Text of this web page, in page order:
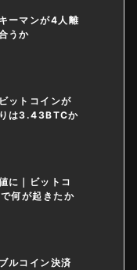
ーマンが4人離
うか
ットコインが
は3.43BTCか
に｜ビットコ
何が起きたか
ルコイン決済